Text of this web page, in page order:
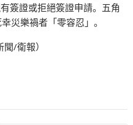
簽證或拒絕簽證申請。五角
災樂禍者「零容忍」。
/衛報）